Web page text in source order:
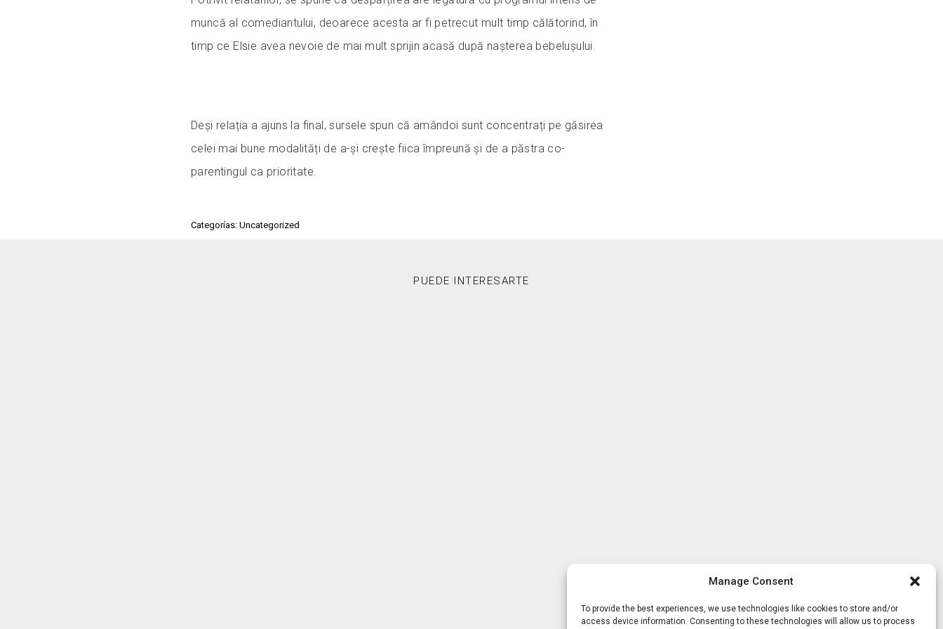
Manage Consent
To provide the best experiences, we use technologies like cookies to store and/or
access device information. Consenting to these technologies will allow us to process
muncă al comediantului, deoarece acesta ar fi petrecut mult timp călătorind, în
timp ce Elsie avea nevoie de mai mult sprijin acasă după nașterea bebelușului.
Deși relația a ajuns la final, sursele spun că amândoi sunt concentrați pe găsirea
celei mai bune modalități de a-și crește fiica împreună și de a păstra co-
parentingul ca prioritate.
Categorías: Uncategorized
PUEDE INTERESARTE